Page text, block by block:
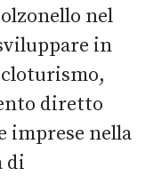
nel
in
diretto
imprese nella
di